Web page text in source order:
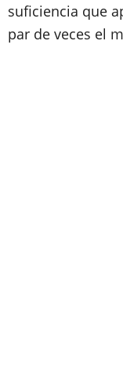
suficiencia que
par de veces el